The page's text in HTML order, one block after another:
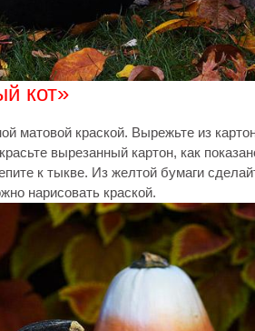
кот»
матовой краской. Вырежьте из
вырезанный картон, как
к тыкве. Из желтой бумаги
нарисовать краской.